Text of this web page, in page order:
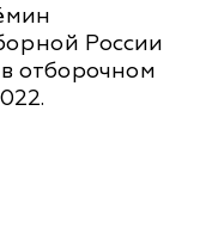
России
отборочном